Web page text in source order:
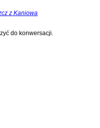
z Kaniowa
do konwersacji.